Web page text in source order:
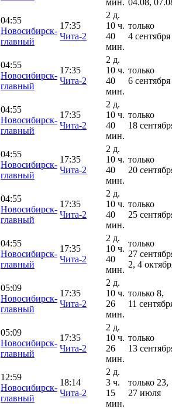
04:55
Новосибирск-
главный
17:35
Чита-2
2 д.
10 ч.
40
мин.
только
4 сентября
04:55
Новосибирск-
главный
17:35
Чита-2
2 д.
10 ч.
40
мин.
только
6 сентября
04:55
Новосибирск-
главный
17:35
Чита-2
2 д.
10 ч.
40
мин.
только
18
04:55
Новосибирск-
главный
17:35
Чита-2
2 д.
10 ч.
40
мин.
только
20
04:55
Новосибирск-
главный
17:35
Чита-2
2 д.
10 ч.
40
мин.
только
25
04:55
Новосибирск-
главный
17:35
Чита-2
2 д.
10 ч.
40
мин.
только
27
2, 4
05:09
Новосибирск-
главный
17:35
Чита-2
2 д.
10 ч.
26
мин.
только 8,
11
05:09
Новосибирск-
главный
17:35
Чита-2
2 д.
10 ч.
26
мин.
только
13
12:59
Новосибирск-
главный
18:14
Чита-2
2 д.
3 ч.
15
мин.
только 23,
27 июля